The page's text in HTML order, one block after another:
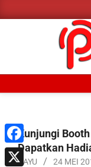
to
MenuKunjungi
Dapatkan
BAYU 24 MEI
Facebook